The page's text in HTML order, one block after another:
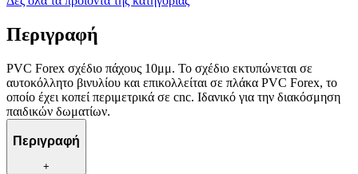
Περιγραφή
PVC Forex σχέδιο πάχους 10μμ. Το σχέδιο εκτυπώνεται σε
αυτοκόλλητο βινυλίου και επικολλείται σε πλάκα PVC Forex, το
οποίο έχει κοπεί περιμετρικά σε cnc. Ιδανικό για την διακόσμηση
παιδικών δωματίων.
Περιγραφή
+